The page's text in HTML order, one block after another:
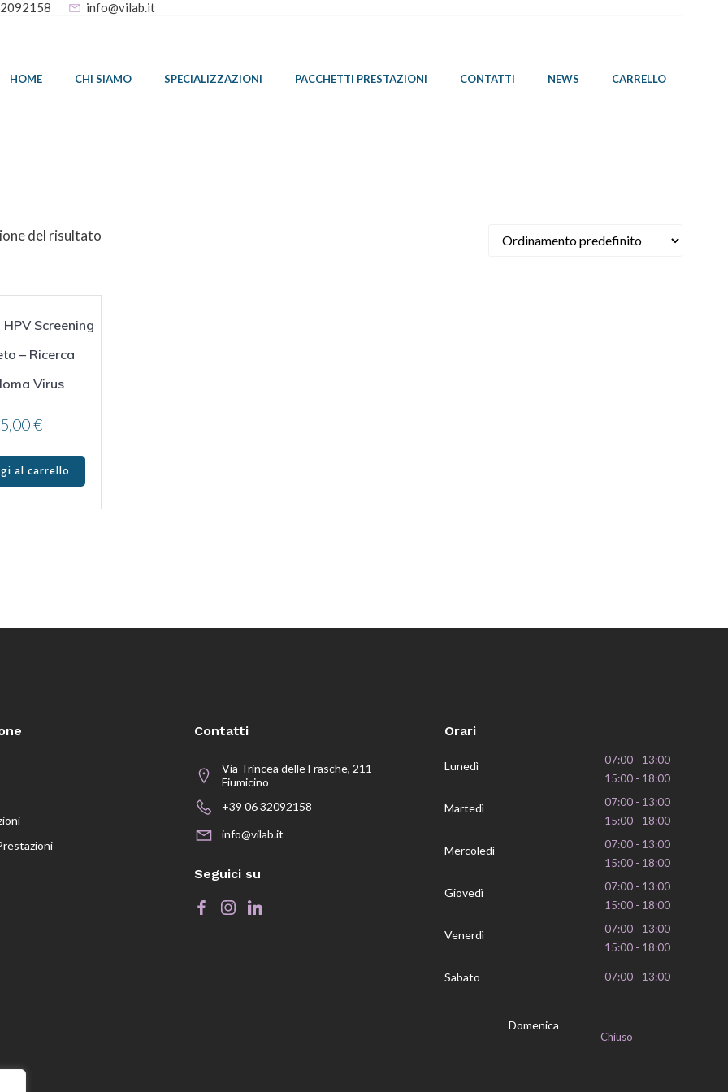
info@vilab.it
HOME CHI SIAMO SPECIALIZZAZIONI PACCHETTI PRESTAZIONI CONTATTI NEWS CARRELLO
del risultato
Screening
– Ricerca
Virus
€
al carrello
Contatti
Via Trincea delle Frasche, 211
Fiumicino
+39 06 32092158
info@vilab.it
Seguici su
Orari
Lunedì
07:00 - 13:00
15:00 - 18:00
Martedì
07:00 - 13:00
15:00 - 18:00
Mercoledì
07:00 - 13:00
15:00 - 18:00
Giovedì
07:00 - 13:00
15:00 - 18:00
Venerdì
07:00 - 13:00
15:00 - 18:00
Sabato 07:00 - 13:00
Domenica
Chiuso